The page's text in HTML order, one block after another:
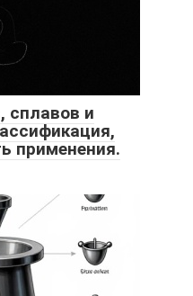
сплавов и
применения.